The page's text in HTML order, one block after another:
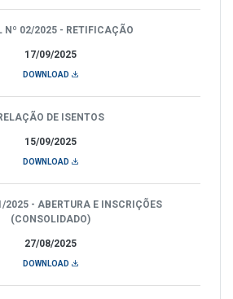
17/09/2025
Nº 02/2025 - RETIFICAÇÃO
DOWNLOAD
15/09/2025
DE ISENTOS
DOWNLOAD
27/08/2025
2025 - ABERTURA E INSCRIÇÕES
(CONSOLIDADO)
DOWNLOAD